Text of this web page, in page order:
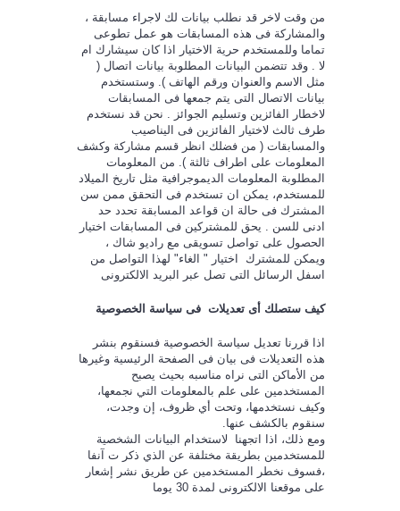
من وقت لاخر قد نطلب بيانات لك لاجراء مسابقة ،
والمشاركة فى هذه المسابقات هو عمل تطوعى
تماما وللمستخدم حرية الاختيار اذا كان سيشارك ام
لا . وقد تتضمن البيانات المطلوبة بيانات اتصال (
مثل الاسم والعنوان ورقم الهاتف ). وستستخدم
بيانات الاتصال التى يتم جمعها فى المسابقات
لاخطار الفائزين وتسليم الجوائز . نحن قد نستخدم
طرف ثالث لاختيار الفائزين فى اليناصيب
والمسابقات ( من فضلك انظر قسم مشاركة وكشف
المعلومات على اطراف ثالثة ). من المعلومات
المطلوبة المعلومات الديموجرافية مثل تاريخ الميلاد
للمستخدم، يمكن ان تستخدم فى التحقق ممن سن
المشترك فى حالة ان قواعد المسابقة تحدد حد
ادنى للسن . يحق للمشتركين فى المسابقات اختيار
الحصول على تواصل تسويقى مع راديو شاك ،
ويمكن للمشترك اختيار " الغاء" لهذا التواصل من
اسفل الرسائل التى تصل عبر البريد الالكترونى
كيف ستصلك أى تعديلات فى سياسة الخصوصية
اذا قررنا تعديل سياسة الخصوصية فسنقوم بنشر
هذه التعديلات فى بيان فى الصفحة الرئيسية وغيرها
من الأماكن التى نراه مناسبه بحيث يصبح
المستخدمين على علم بالمعلومات التي نجمعها،
وكيف نستخدمها، وتحت أي ظروف، إن وجدت،
سنقوم بالكشف عنها.
ومع ذلك، اذا اتجهنا لاستخدام البيانات الشخصية
للمستخدمين بطريقة مختلفة عن الذي ذكر ت آنفا
،فسوف نخطر المستخدمين عن طريق نشر إشعار
على موقعنا الالكترونى لمدة 30 يوما